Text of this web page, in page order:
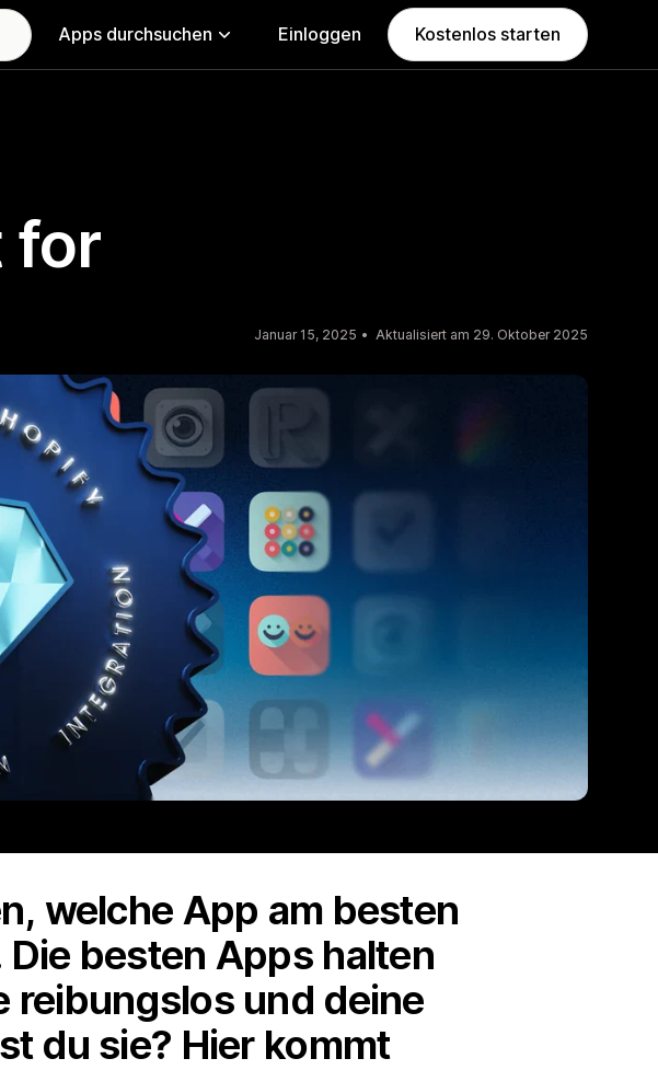
Apps durchsuchen Einloggen Kostenlos starten
for
Januar 15, 2025 Aktualisiert am 29. Oktober 2025
welche App am besten
besten Apps halten
reibungslos und deine
du sie? Hier kommt